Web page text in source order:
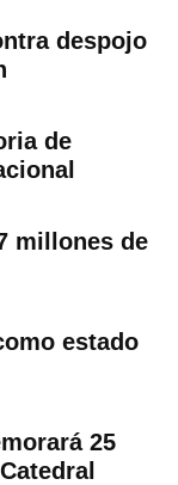
despojo
de
millones de
estado
25